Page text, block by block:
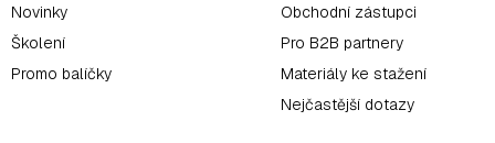
Novinky
Školení
Promo balíčky
Obchodní zástupci
Pro B2B partnery
Materiály ke stažení
Nejčastější dotazy